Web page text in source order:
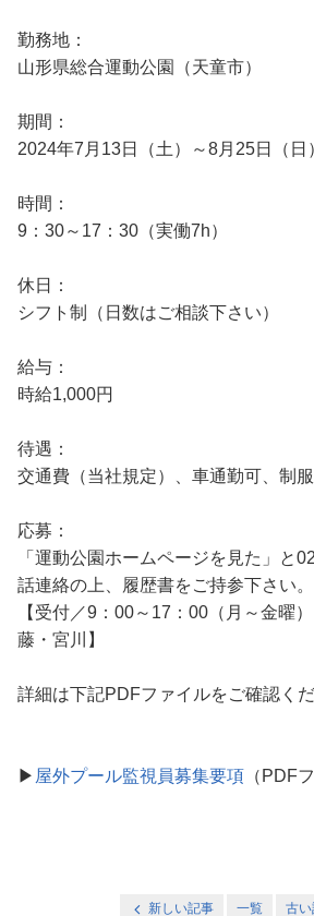
勤務地：
山形県総合運動公園（天童市）
期間：
2024年7月13日（土）～8月25日（日
時間：
9：30～17：30（実働7h）
休日：
シフト制（日数はご相談下さい）
給与：
時給1,000円
待遇：
交通費（当社規定）、車通勤可、制
応募：
「運動公園ホームページを見た」と
話連絡の上、履歴書をご持参下さい。
【受付／9：00～17：00（月～金曜
藤・宮川】
詳細は下記PDFファイルをご確認くだ
▶ 屋外プール監視員募集要項（PDFフ
新しい記事 一覧 古